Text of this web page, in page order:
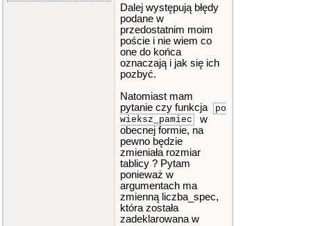
intszukaj_wg_I
D1(lekarz
L
K, const intli
czba_spec, char
ID[] );
voidszukaj_wg_
ID2(lekarz
czba_spec);
// ------------
LISTA----------
---------------
voidlista_nagl
owek() ;
voidlista_leka
rz( lekarz*LK
);
voidlista_calo
sc(lekarz *L
Dalej występują błędy
podane w
przedostatnim moim
poście i nie wiem co
one do końca
oznaczają i jak się ich
pozbyć.
Natomiast mam
pytanie czy funkcja
po
wieksz_pamiec
w
obecnej formie, na
pewno będzie
zmieniała rozmiar
tablicy ? Pytam
ponieważ w
argumentach ma
zmienną liczba_spec,
która została
zadeklarowana w